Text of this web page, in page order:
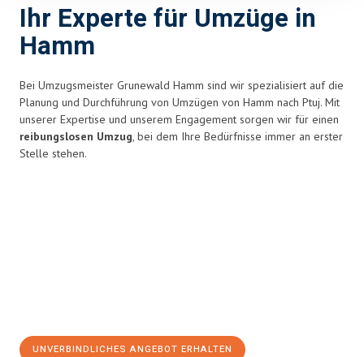
Ihr Experte für Umzüge in
Hamm
Bei Umzugsmeister Grunewald Hamm sind wir spezialisiert auf die
Planung und Durchführung von Umzügen von Hamm nach Ptuj. Mit
unserer Expertise und unserem Engagement sorgen wir für einen
reibungslosen Umzug, bei dem Ihre Bedürfnisse immer an erster
Stelle stehen.
UNVERBINDLICHES ANGEBOT ERHALTEN